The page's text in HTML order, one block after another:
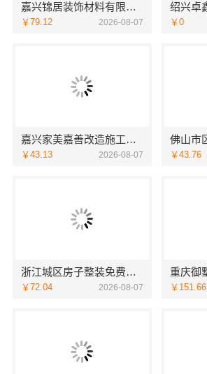
嘉兴锦居装饰材料有限公司：嘉兴高端装饰地址
￥79.12 2026-08-07 ￥0
嘉兴家美嘉善改造施工预算
￥43.13 2026-08-07 ￥43.76
浙江城区房子整装免费量房选哪家，浙江乐享新材料有限公司
￥72.04 2026-08-07 ￥151.66